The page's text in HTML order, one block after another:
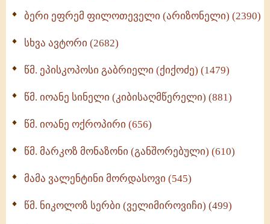
სულიერი ცხოვრების სახელმძღვანელო -
ნაწილი II (369)
ბერი ეფრემ ფილოთეველი (არიზონელი) (2390)
სხვა ავტორი (2682)
წმ. ეპისკოპოსი გაბრიელი (ქიქოძე) (1479)
წმ. იოანე სინელი (კიბისაღმწერელი) (881)
წმ. იოანე ოქროპირი (656)
წმ. მარკოზ მონაზონი (განშორებული) (610)
მამა ვალენტინი მორდასოვი (545)
წმ. ნიკოლოზ სერბი (ველიმიროვიჩი) (499)